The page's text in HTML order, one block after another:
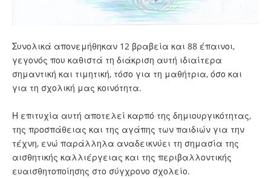
Συνολικά απονεμήθηκαν 12 βραβεία και 88 έπαινοι,
γεγονός που καθιστά τη διάκριση αυτή ιδιαίτερα
σημαντική και τιμητική, τόσο για τη μαθήτρια, όσο και
για τη σχολική μας κοινότητα.
Η επιτυχία αυτή αποτελεί καρπό της δημιουργικότητας,
της προσπάθειας και της αγάπης των παιδιών για την
τέχνη, ενώ παράλληλα αναδεικνύει τη σημασία της
αισθητικής καλλιέργειας και της περιβαλλοντικής
ευαισθητοποίησης στο σύγχρονο σχολείο.